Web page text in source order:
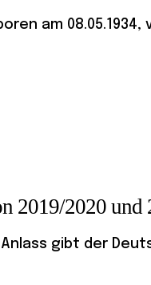
am 08.05.1934,
2019/2020 und
gibt der